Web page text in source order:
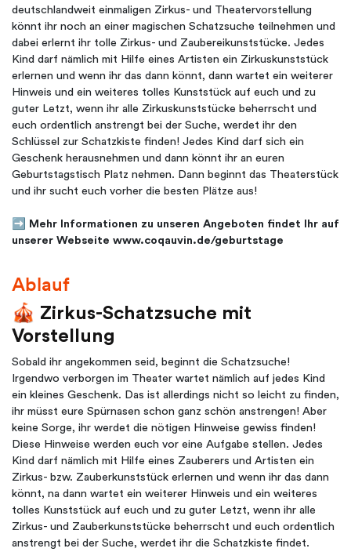
deutschlandweit einmaligen Zirkus- und Theatervorstellung
könnt ihr noch an einer magischen Schatzsuche teilnehmen und
dabei erlernt ihr tolle Zirkus- und Zaubereikunststücke. Jedes
Kind darf nämlich mit Hilfe eines Artisten ein Zirkuskunststück
erlernen und wenn ihr das dann könnt, dann wartet ein weiterer
Hinweis und ein weiteres tolles Kunststück auf euch und zu
guter Letzt, wenn ihr alle Zirkuskunststücke beherrscht und
euch ordentlich anstrengt bei der Suche, werdet ihr den
Schlüssel zur Schatzkiste finden! Jedes Kind darf sich ein
Geschenk herausnehmen und dann könnt ihr an euren
Geburtstagstisch Platz nehmen. Dann beginnt das Theaterstück
und ihr sucht euch vorher die besten Plätze aus!
➡️
Mehr Informationen zu unseren Angeboten findet Ihr auf
unserer Webseite www.coqauvin.de/geburtstage
Ablauf
🎪 Zirkus-Schatzsuche mit
Vorstellung
Sobald ihr angekommen seid, beginnt die Schatzsuche!
Irgendwo verborgen im Theater wartet nämlich auf jedes Kind
ein kleines Geschenk. Das ist allerdings nicht so leicht zu finden,
ihr müsst eure Spürnasen schon ganz schön anstrengen! Aber
keine Sorge, ihr werdet die nötigen Hinweise gewiss finden!
Diese Hinweise werden euch vor eine Aufgabe stellen. Jedes
Kind darf nämlich mit Hilfe eines Zauberers und Artisten ein
Zirkus- bzw. Zauberkunststück erlernen und wenn ihr das dann
könnt, na dann wartet ein weiterer Hinweis und ein weiteres
tolles Kunststück auf euch und zu guter Letzt, wenn ihr alle
Zirkus- und Zauberkunststücke beherrscht und euch ordentlich
anstrengt bei der Suche, werdet ihr die Schatzkiste findet.